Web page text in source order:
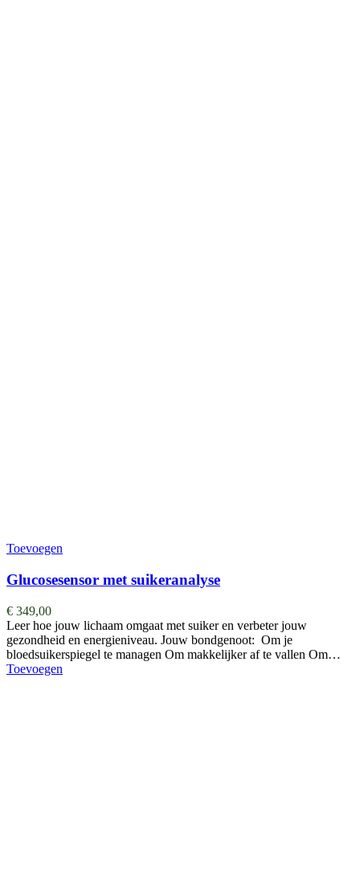
Toevoegen
Glucosesensor met suikeranalyse
€ 349,00
Leer hoe jouw lichaam omgaat met suiker en verbeter jouw
gezondheid en energieniveau. Jouw bondgenoot: Om je
bloedsuikerspiegel te managen Om makkelijker af te vallen Om…
Toevoegen